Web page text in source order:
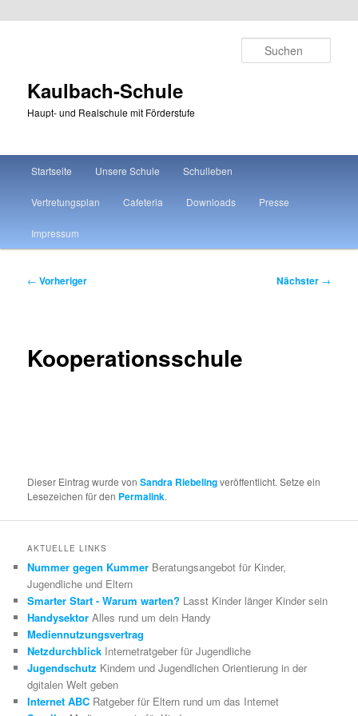
Kaulbach-Schule
Haupt- und Realschule mit Förderstufe
Startseite Unsere Schule Schulleben
Vertretungsplan Cafeteria Downloads Presse
Impressum
Beitragsnavigation
← Vorheriger Nächster →
Kooperationsschule
Dieser Eintrag wurde vonSandra Riebelingveröffentlicht. Setze ein
Lesezeichen für den Permalink.
AKTUELLE LINKS
Nummer gegen Kummer Beratungsangebot für Kinder,
Jugendliche und Eltern
Smarter Start - Warum warten? Lasst Kinder länger Kinder sein
Handysektor Alles rund um dein Handy
Mediennutzungsvertrag
Netzdurchblick Internetratgeber für Jugendliche
Jugendschutz Kindern und Jugendlichen Orientierung in der
dgitalen Welt geben
Internet ABC Ratgeber für Eltern rund um das Internet